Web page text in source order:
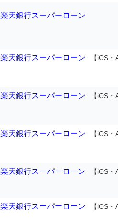
楽天銀行スーパーローン
楽天銀行スーパーローン 【iOS・
楽天銀行スーパーローン 【iOS・
楽天銀行スーパーローン 【iOS・
楽天銀行スーパーローン 【iOS・
楽天銀行スーパーローン 【iOS・